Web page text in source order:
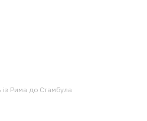
із Рима до Стамбула